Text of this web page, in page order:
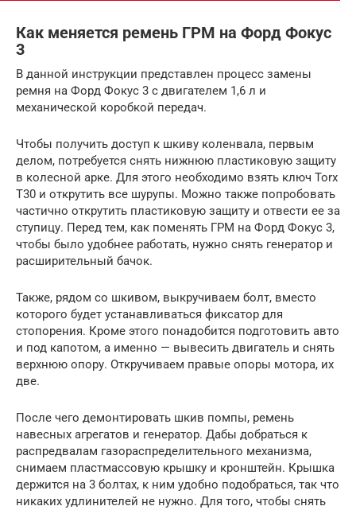
Как меняется ремень ГРМ на Форд Фокус
3
В данной инструкции представлен процесс замены
ремня на Форд Фокус 3 с двигателем 1,6 л и
механической коробкой передач.
Чтобы получить доступ к шкиву коленвала, первым
делом, потребуется снять нижнюю пластиковую защиту
в колесной арке. Для этого необходимо взять ключ Torx
T30 и открутить все шурупы. Можно также попробовать
частично открутить пластиковую защиту и отвести ее за
ступицу. Перед тем, как поменять ГРМ на Форд Фокус 3,
чтобы было удобнее работать, нужно снять генератор и
расширительный бачок.
Также, рядом со шкивом, выкручиваем болт, вместо
которого будет устанавливаться фиксатор для
стопорения. Кроме этого понадобится подготовить авто
и под капотом, а именно — вывесить двигатель и снять
верхнюю опору. Откручиваем правые опоры мотора, их
две.
После чего демонтировать шкив помпы, ремень
навесных агрегатов и генератор. Дабы добраться к
распредвалам газораспределительного механизма,
снимаем пластмассовую крышку и кронштейн. Крышка
держится на 3 болтах, к ним удобно подобраться, так что
никаких удлинителей не нужно. Для того, чтобы снять